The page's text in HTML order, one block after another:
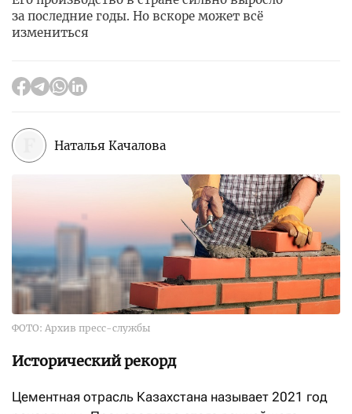
за последние годы. Но вскоре может всё
измениться
Наталья Качалова
ФОТО: Архив пресс-службы
Исторический рекорд
Цементная отрасль Казахстана называет 2021 год